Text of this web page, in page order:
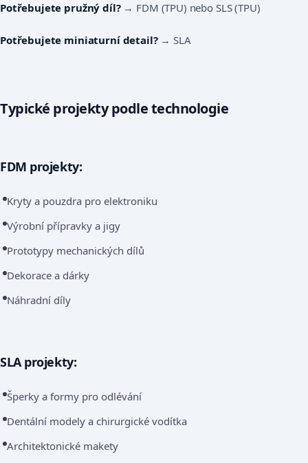
Potřebujete pružný díl?→ FDM (TPU) nebo SLS (TPU)
Potřebujete miniaturní detail?→ SLA
Typické projekty podle technologie
FDM projekty:
Kryty a pouzdra pro elektroniku
Výrobní přípravky a jigy
Prototypy mechanických dílů
Dekorace a dárky
Náhradní díly
SLA projekty:
Šperky a formy pro odlévání
Dentální modely a chirurgické vodítka
Architektonické makety